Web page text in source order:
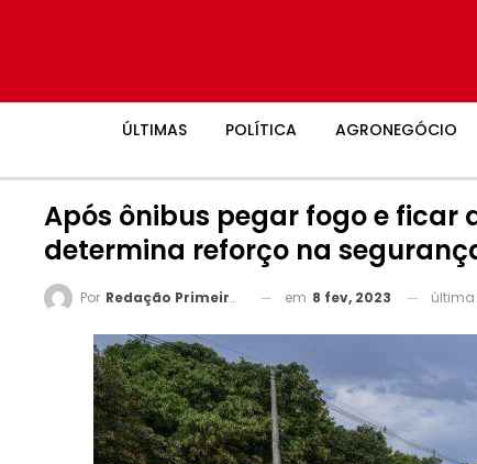
ÚLTIMAS POLÍTICA AGRONEGÓCIO
Após ônibus pegar fogo e ficar
determina reforço na
Por Redação Primeira Página em 8 fev, 2023